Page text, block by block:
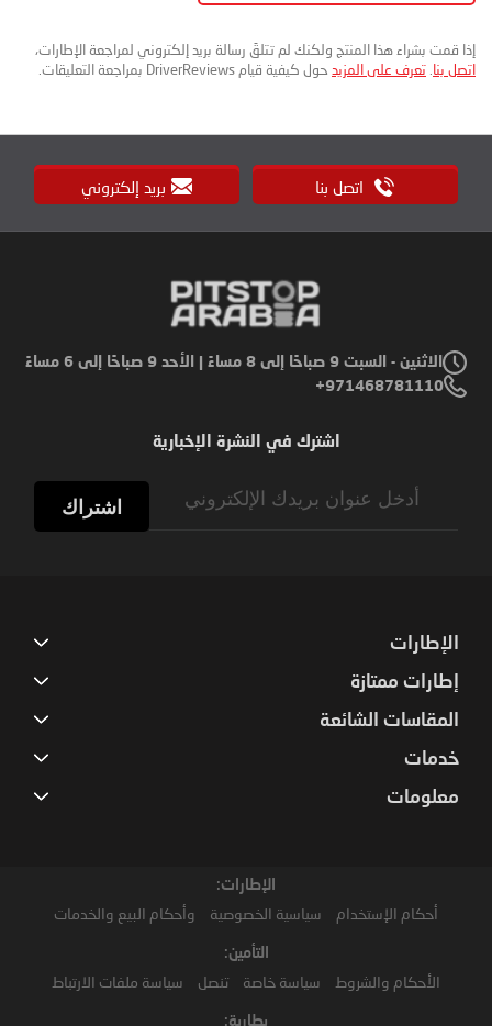
إذا قمت بشراء هذا المنتج ولكنك لم تتلقَ رسالة بريد إلكتروني لمراجعة الإطارات،
اتصل بنا. تعرف على المزيد حول كيفية قيام DriverReviews بمراجعة التعليقات.
اتصل بنا بريد إلكتروني
الاثنين - السبت 9 صباحًا إلى 8 مساءً | الأحد 9 صباحًا إلى 6 مساءً
971468781110+
اشترك في النشرة الإخبارية
اشتراك
الإطارات
إطارات ممتازة
المقاسات الشائعة
خدمات
معلومات
الإطارات:
أحكام الإستخدام سياسية الخصوصية وأحكام البيع والخدمات
التأمين:
الأحكام والشروط سياسة خاصة تنصل سياسة ملفات الارتباط
بطارية: